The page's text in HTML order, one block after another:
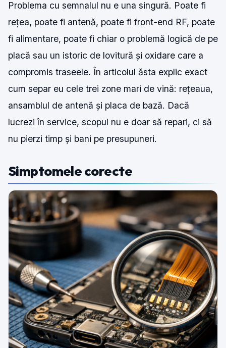
Problema cu semnalul nu e una singură. Poate fi
rețea, poate fi antenă, poate fi front-end RF, poate
fi alimentare, poate fi chiar o problemă logică de pe
placă sau un istoric de lovitură și oxidare care a
compromis traseele. În articolul ăsta explic exact
cum separ eu cele trei zone mari de vină: rețeaua,
ansamblul de antenă și placa de bază. Dacă
lucrezi în service, scopul nu e doar să repari, ci să
nu pierzi timp și bani pe presupuneri.
Simptomele corecte